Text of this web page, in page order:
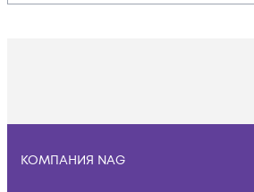
КОМПАНИЯ NAG